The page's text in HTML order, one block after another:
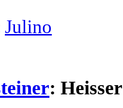
Julino
: